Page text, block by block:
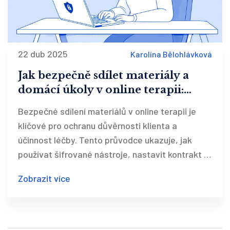
22 dub 2025 Karolína Bělohlávková
Jak bezpečně sdílet materiály a
domácí úkoly v online terapii:
Praktický průvodce pro terapeuty
Bezpečné sdílení materiálů v online terapii je
klíčové pro ochranu důvěrnosti klienta a
účinnost léčby. Tento průvodce ukazuje, jak
používat šifrované nástroje, nastavit kontrakt a
doporučení.
Zobrazit více